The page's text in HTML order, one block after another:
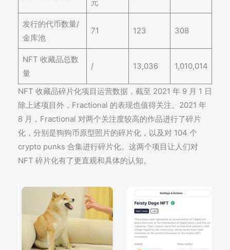
元
发行的代币数量/
金库池
71 123 308
NFT 收藏品总数
量
/ 13,036 1,010,014
NFT 收藏品碎片化项目运营数据，截至 2021 年 9 月 1 日
除上述项目外，Fractional 的表现也值得关注。2021 年
8 月，Fractional 对两个关注度较高的作品进行了碎片
化，分别是狗狗币原型照片的碎片化，以及对 104 个
crypto punks 合集进行碎片化。这两个项目让人们对
NFT 碎片化有了更直观和具体的认知。